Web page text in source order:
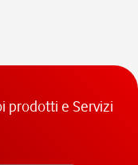
prodotti e Servizi